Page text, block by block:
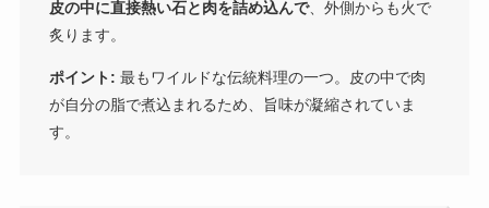
皮の中に直接熱い石と肉を詰め込んで、外側からも火で
炙ります。
ポイント: 最もワイルドな伝統料理の一つ。皮の中で肉
が自分の脂で煮込まれるため、旨味が凝縮されていま
す。